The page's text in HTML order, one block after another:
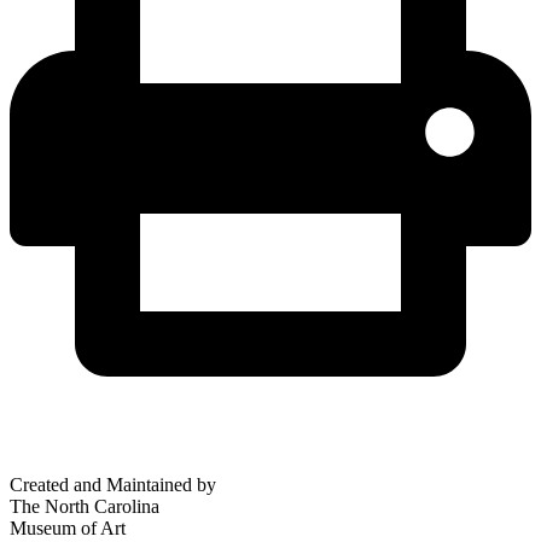
Created and Maintained by
The North Carolina
Museum of Art